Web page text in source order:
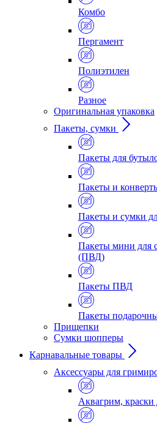
Комбо
Пергамент
Полиэтилен
Разное
Оригинальная упаковка
Пакеты, сумки
Пакеты для
Пакеты и
Пакеты и сумки
Пакеты мини для
(ПВД)
Пакеты ПВД
Пакеты
Прищепки
Сумки шопперы
Карнавальные товары
Аксессуары для
Аквагрим, краски